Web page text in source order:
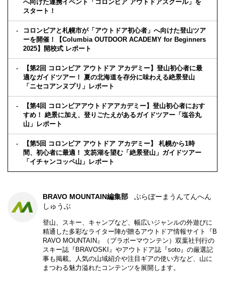
へ向けた連携イベント「コロンビア アウトドアスクール」を
スタート！
コロンビアと札幌市が「アウトドア初心者」へ向けた登山ツア
ーを開催！【Columbia OUTDOOR ACADEMY for Beginners
2025】開校式 レポート
【第2回 コロンビア アウトドア アカデミー】登山初心者に最
適なガイドツアー！ 夏の北海道を存分に味わえる絶景登山
「ニセコアンヌプリ」レポート
【第4回 コロンビアアウトドアアカデミー】登山初心者におす
すめ！ 絶景に加え、登りごたえがあるガイドツアー「塩谷丸
山」レポート
【第5回 コロンビア アウトドア アカデミー】 札幌から1時
間、初心者に最適！ 支笏湖を望む「絶景登山」ガイドツアー
「イチャンコッペ山」レポート
BRAVO MOUNTAIN編集部
ぶらぼーまうんてんへん
しゅうぶ
登山、スキー、キャンプなど、幅広いジャンルの外遊びに
精通した多彩なライター陣が贈るアウトドア情報サイト『B
RAVO MOUNTAIN』（ブラボーマウンテン）双葉社刊行の
スキー誌『BRAVOSKI』やアウトドア誌『soto』の厳選記
事も掲載。人気の山域紹介や注目ギアの使い方など、山に
まつわる魅力溢れたコンテンツを展開します。